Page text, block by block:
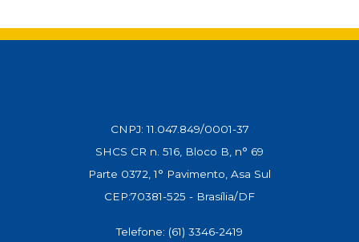
A
p
o
o
r
a
d
I
i
n
CNPJ: 11.047.849/0001-37
SHCS CR n. 516, Bloco B, n° 69
Parte 0372, 1° Pavimento, Asa Sul
CEP:70381-525 - Brasília/DF
Telefone: (61) 3346-2419